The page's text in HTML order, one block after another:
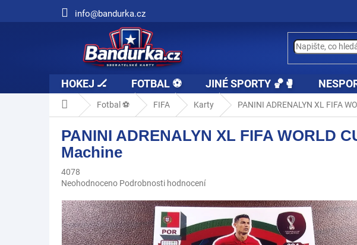
info@bandurka.cz
HOKEJ 🏒 FOTBAL ⚽ JINÉ SPORTY 🏀🥊
Domů Fotbal ⚽ FIFA Karty PANINI ADRENALYN XL FIFA
PANINI ADRENALYN XL FIFA WORLD
Machine
4078
Průměrné
produktu
je
0,0
z
Neohodnoceno Podrobnosti hodnocení